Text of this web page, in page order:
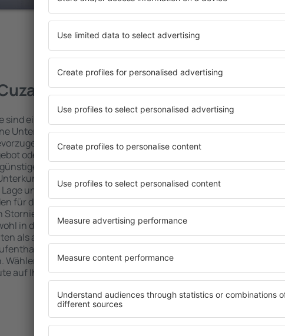
Mehr Hotels ansehen in
sind eine vielfältige Unterkunftsbasis, in der
Unterkunft findet, die seinen Erwartungen
ein Hotel mit hohem Standard und
oder wählen Hotels aus, die eine intime
Unterkünfte garantieren? in Cuzance
für jede Geldtasche buchen! Wählen
und den Standard des Hotels sowie die
für die Unterkunft aus und die Möglichkeit
der Buchung. Hotels in Cuzance
in der Nähe der beliebtesten
als auch abseits der Masse. Perfekt für
und als Ausgangspunkt für Ausflüge
Wählen Sie ein Hotel für sich aus und bereiten
auf Ihre Reise oder Geschäftsreise vor!
wichtigsten
muss. Die
einen
Standard
die
Apartment
Hotel mit
eine
die